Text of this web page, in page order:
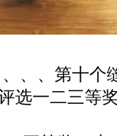
、、第十个
选一二三等